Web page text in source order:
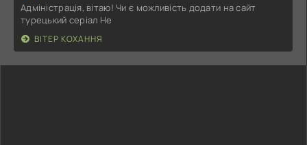
Адміністрація, вітаю! Чи є можливість додати на сайт
турецький серіал Не
ВІТЕР КОХАННЯ